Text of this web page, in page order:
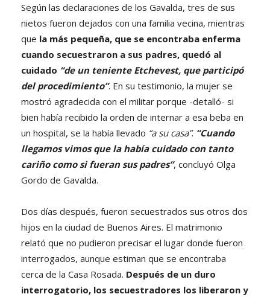
Según las declaraciones de los Gavalda, tres de sus
nietos fueron dejados con una familia vecina, mientras
que la más pequeña, que se encontraba enferma
cuando secuestraron a sus padres, quedó al
cuidado “de un teniente Etchevest, que participó
del procedimiento”. En su testimonio, la mujer se
mostró agradecida con el militar porque -detalló- si
bien había recibido la orden de internar a esa beba en
un hospital, se la había llevado “a su casa”. “Cuando
llegamos vimos que la había cuidado con tanto
cariño como si fueran sus padres”, concluyó Olga
Gordo de Gavalda.
Dos días después, fueron secuestrados sus otros dos
hijos en la ciudad de Buenos Aires. El matrimonio
relató que no pudieron precisar el lugar donde fueron
interrogados, aunque estiman que se encontraba
cerca de la Casa Rosada. Después de un duro
interrogatorio, los secuestradores los liberaron y